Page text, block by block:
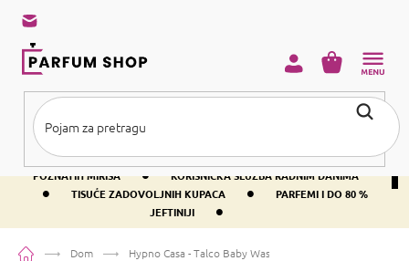
sadržaj
BESPLATNA DOSTAVA IZNAD PRIBLIŽNO 37 € •
400+ SVJETSKI
POZNATIH MIRISA
• KORISNIČKA SLUŽBA RADNIM DANIMA
• TISUĆE ZADOVOLJNIH KUPACA •
PARFEMI I DO 80 %
JEFTINIJI
•
KOŠARICA
PočetnaDom Hypno Casa - Talco Baby Wash